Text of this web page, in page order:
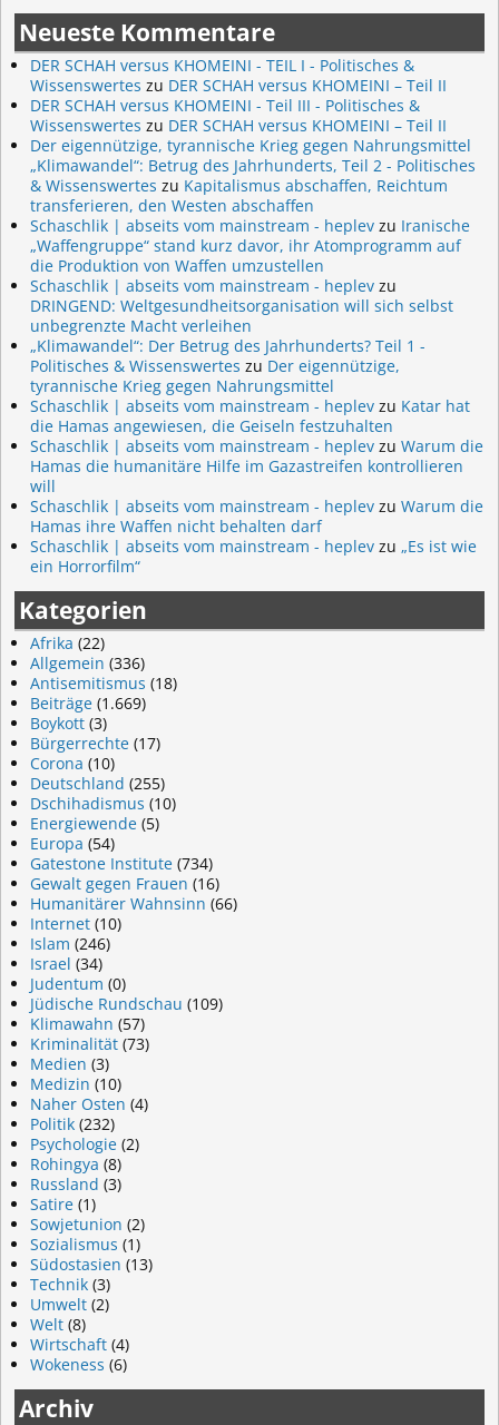
Neueste Kommentare
DER SCHAH versus KHOMEINI - TEIL I - Politisches &
Wissenswertes zu DER SCHAH versus KHOMEINI – Teil II
DER SCHAH versus KHOMEINI - Teil III - Politisches &
Wissenswertes zu DER SCHAH versus KHOMEINI – Teil II
Der eigennützige, tyrannische Krieg gegen Nahrungsmittel
„Klimawandel“: Betrug des Jahrhunderts, Teil 2 - Politisches
& Wissenswertes zu Kapitalismus abschaffen, Reichtum
transferieren, den Westen abschaffen
Schaschlik | abseits vom mainstream - heplev zu Iranische
„Waffengruppe“ stand kurz davor, ihr Atomprogramm auf
die Produktion von Waffen umzustellen
Schaschlik | abseits vom mainstream - heplev zu
DRINGEND: Weltgesundheitsorganisation will sich selbst
unbegrenzte Macht verleihen
„Klimawandel“: Der Betrug des Jahrhunderts? Teil 1 -
Politisches & Wissenswertes zu Der eigennützige,
tyrannische Krieg gegen Nahrungsmittel
Schaschlik | abseits vom mainstream - heplev zu Katar hat
die Hamas angewiesen, die Geiseln festzuhalten
Schaschlik | abseits vom mainstream - heplev zu Warum die
Hamas die humanitäre Hilfe im Gazastreifen kontrollieren
will
Schaschlik | abseits vom mainstream - heplev zu Warum die
Hamas ihre Waffen nicht behalten darf
Schaschlik | abseits vom mainstream - heplev zu „Es ist wie
ein Horrorfilm“
Kategorien
Afrika (22)
Allgemein (336)
Antisemitismus (18)
Beiträge (1.669)
Boykott (3)
Bürgerrechte (17)
Corona (10)
Deutschland (255)
Dschihadismus (10)
Energiewende (5)
Europa (54)
Gatestone Institute (734)
Gewalt gegen Frauen (16)
Humanitärer Wahnsinn (66)
Internet (10)
Islam (246)
Israel (34)
Judentum (0)
Jüdische Rundschau (109)
Klimawahn (57)
Kriminalität (73)
Medien (3)
Medizin (10)
Naher Osten (4)
Politik (232)
Psychologie (2)
Rohingya (8)
Russland (3)
Satire (1)
Sowjetunion (2)
Sozialismus (1)
Südostasien (13)
Technik (3)
Umwelt (2)
Welt (8)
Wirtschaft (4)
Wokeness (6)
Archiv